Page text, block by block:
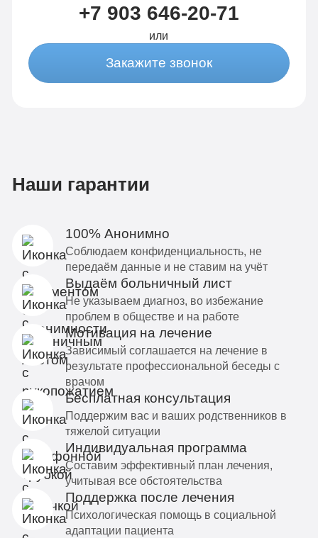
+7 903 646-20-71
или
Закажите звонок
Наши гарантии
100% Анонимно
Соблюдаем конфиденциальность, не
передаём данные и не ставим на учёт
Выдаём больничный лист
Не указываем диагноз, во избежание
проблем в обществе и на работе
Мотивация на лечение
Зависимый соглашается на лечение в
результате профессиональной беседы с
врачом
Бесплатная консультация
Поддержим вас и ваших родственников в
тяжелой ситуации
Индивидуальная программа
Составим эффективный план лечения,
учитывая все обстоятельства
Поддержка после лечения
Психологическая помощь в социальной
адаптации пациента